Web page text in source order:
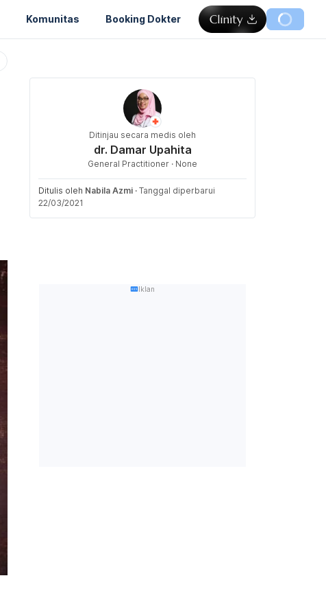
Komunitas Booking Dokter
Ditinjau secara medis oleh
dr. Damar Upahita
General Practitioner · None
Ditulis oleh Nabila Azmi · Tanggal diperbarui
22/03/2021
Iklan